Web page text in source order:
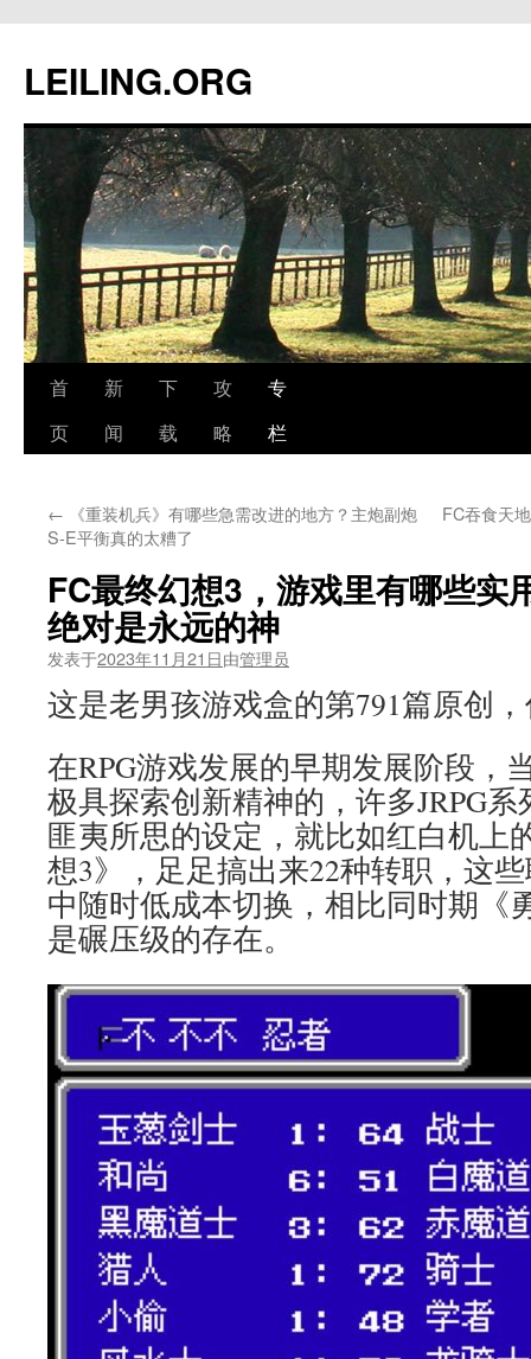
文
LEILING.ORG
首
页
新
闻
下
载
攻
略
专
栏
← 《重装机兵》有哪些急需改进的地方？主炮副炮
S-E平衡真的太糟了
FC吞食天
FC最终幻想3，游戏里有哪些实
绝对是永远的神
发表于2023年11月21日由管理员
这是老男孩游戏盒的第791篇原创
在RPG游戏发展的早期发展阶段，
极具探索创新精神的，许多JRPG
匪夷所思的设定，就比如红白机上
想3》，足足搞出来22种转职，这
中随时低成本切换，相比同时期《
是碾压级的存在。